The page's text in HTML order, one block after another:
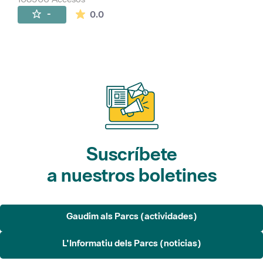
- 0.0La valoración media es de 0 estrellas de
Suscríbete
a nuestros boletines
Gaudim als Parcs (actividades)
L'Informatiu dels Parcs (noticias)